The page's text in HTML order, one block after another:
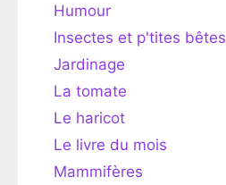
Humour
Insectes et p'tites bêtes
Jardinage
La tomate
Le haricot
Le livre du mois
Mammifères